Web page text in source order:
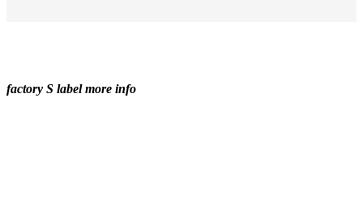
factory S label more info